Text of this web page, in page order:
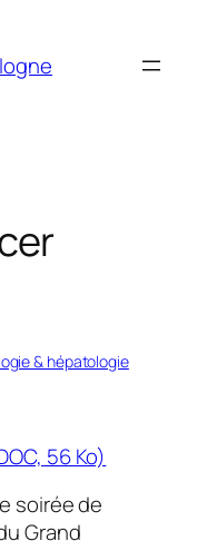
& hépatologie
56 Ko)
soirée de
Grand